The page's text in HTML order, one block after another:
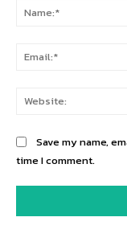
Save my name,
time I comment.